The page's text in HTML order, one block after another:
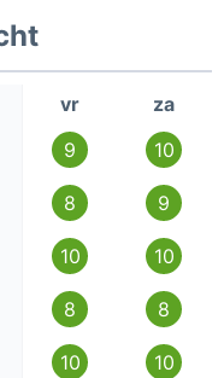
vr
za
9 10
8 9
10 10
8 8
10 10